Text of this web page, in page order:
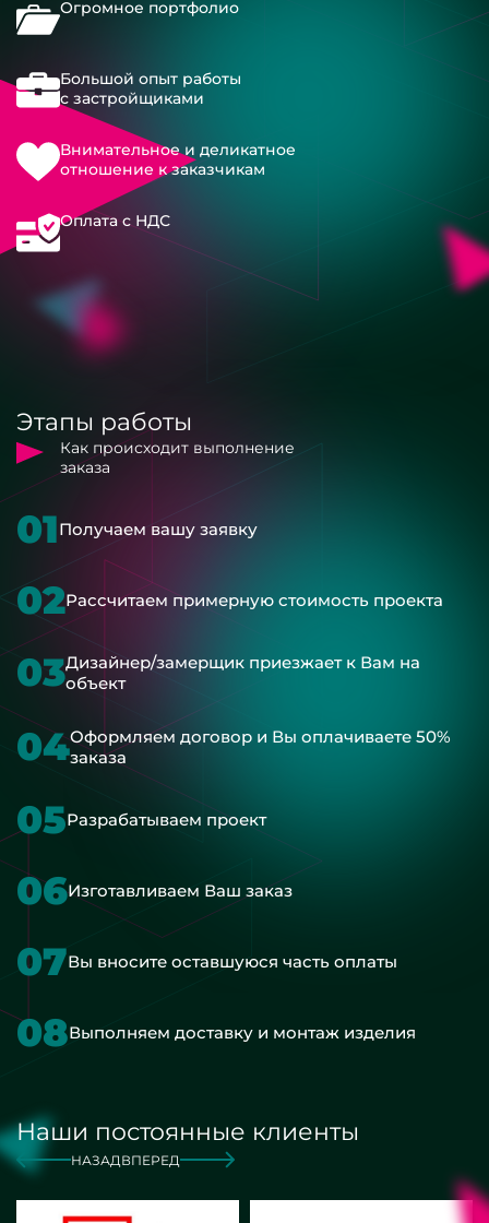
Огромное портфолио
Большой опыт работы
с застройщиками
Внимательное и деликатное
отношение к заказчикам
Оплата с НДС
Этапы работы
Как происходит выполнение
заказа
01Получаем вашу заявку
02Рассчитаем примерную стоимость проекта
03Дизайнер/замерщик приезжает к Вам на
объект
04Оформляем договор и Вы оплачиваете 50%
заказа
05Разрабатываем проект
06Изготавливаем Ваш заказ
07Вы вносите оставшуюся часть оплаты
08Выполняем доставку и монтаж изделия
Наши постоянные клиенты
НАЗАД ВПЕРЕД